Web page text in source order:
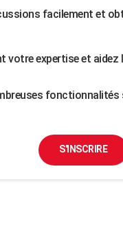
facilement et
votre expertise et aidez
fonctionnalités
S'INSCRIRE